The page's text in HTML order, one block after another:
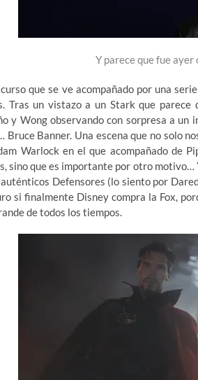
Y parece que fue ayer
que se ve acompañado por una
Tras un vistazo a un Stark que
y Wong observando con sorpresa a un
Bruce Banner. Una escena que no solo
Warlock en el que acompañado de
sino que es importante por otro
Defensores (lo siento por
si finalmente Disney compra la Fox,
de todos los tiempos.